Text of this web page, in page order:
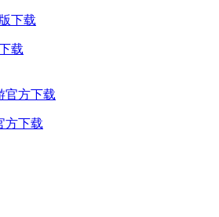
载
方下载